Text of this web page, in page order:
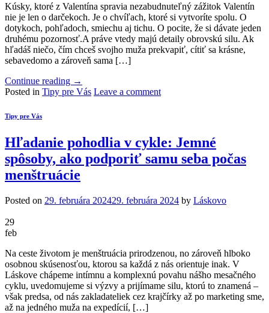
Kúsky, ktoré z Valentína spravia nezabudnuteľný zážitok Valentín
nie je len o darčekoch. Je o chvíľach, ktoré si vytvoríte spolu. O
dotykoch, pohľadoch, smiechu aj tichu. O pocite, že si dávate jeden
druhému pozornosť.A práve vtedy majú detaily obrovskú silu. Ak
hľadáš niečo, čím chceš svojho muža prekvapiť, cítiť sa krásne,
sebavedomo a zároveň sama […]
Continue reading →
Posted in Tipy pre Vás Leave a comment
Tipy pre Vás
Hľadanie pohodlia v cykle: Jemné
spôsoby, ako podporiť samu seba počas
menštruácie
Posted on 29. februára 202429. februára 2024 by Láskovo
29
feb
Na ceste životom je menštruácia prirodzenou, no zároveň hlboko
osobnou skúsenosťou, ktorou sa každá z nás orientuje inak. V
Láskove chápeme intímnu a komplexnú povahu nášho mesačného
cyklu, uvedomujeme si výzvy a prijímame silu, ktorú to znamená –
však predsa, od nás zakladateliek cez krajčírky až po marketing sme,
až na jedného muža na expedícií, […]